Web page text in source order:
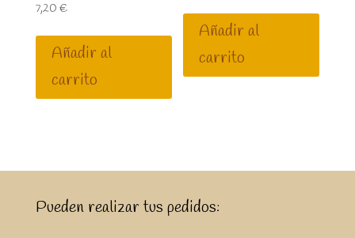
7,20 €
Añadir al
carrito
Añadir al
carrito
Pueden realizar tus pedidos: